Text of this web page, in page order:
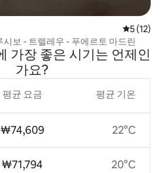
평점 5점
5 (12)
보 - 트렐레우 - 푸에르토 마드린
가장 좋은 시기는 언제인
가요?
평균 요금
₩74,609
₩71,794
평균 기온
22°C
20°C